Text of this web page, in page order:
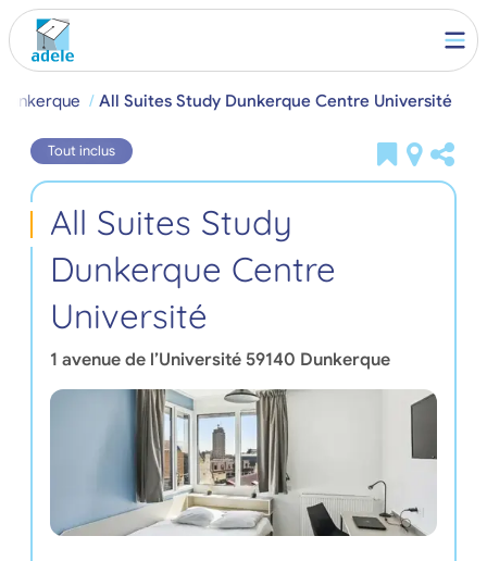
All Suites Study Dunkerque Centre Université
Tout inclus
All Suites Study
Dunkerque Centre
Université
1 avenue de l’Université 59140 Dunkerque